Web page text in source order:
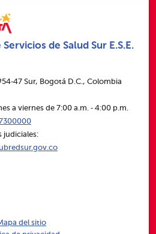
de Salud Sur E.S.E.
Sur, Bogotá D.C., Colombia
a viernes de 7:00 a.m. ‑ 4:00 p.m.
judiciales:
del sitio